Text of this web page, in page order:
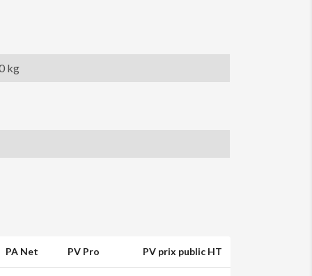
kg
PA Net PV Pro PV prix public HT